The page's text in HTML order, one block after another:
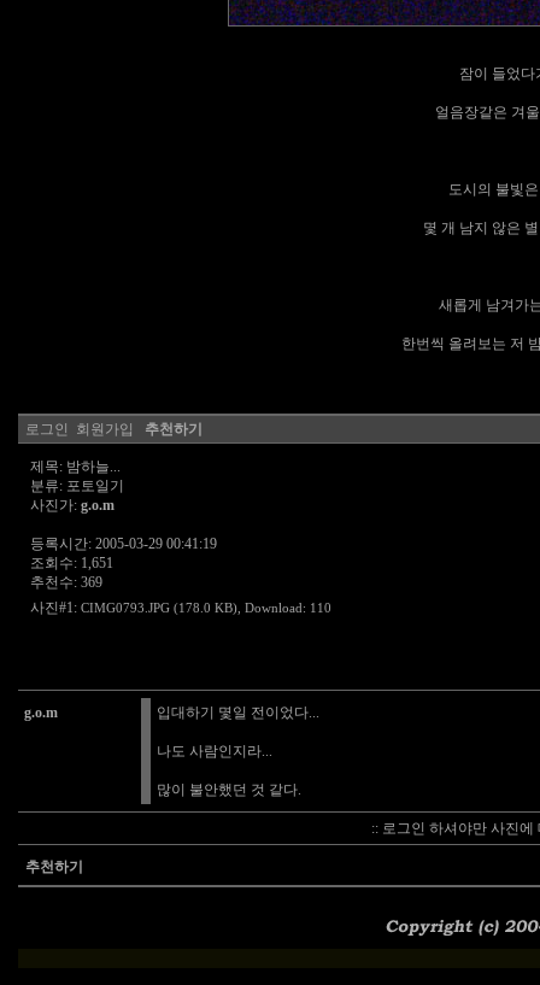
잠이 들었다
얼음장같은 겨
도시의 불빛
몇 개 남지 않은
새롭게 남겨가
한번씩 올려보는 저
로그인 회원가입 추천하기
제목: 밤하늘...
분류: 포토일기
사진가: g.o.m
등록시간: 2005-03-29 00:41:19
조회수: 1,651
추천수: 369
사진#1: CIMG0793.JPG (178.0 KB) , Download: 110
g.o.m 입대하기 몇일 전이었다...
나도 사람인지라...
많이 불안했던 것 같다.
:: 로그인 하셔야만 사진
추천하기